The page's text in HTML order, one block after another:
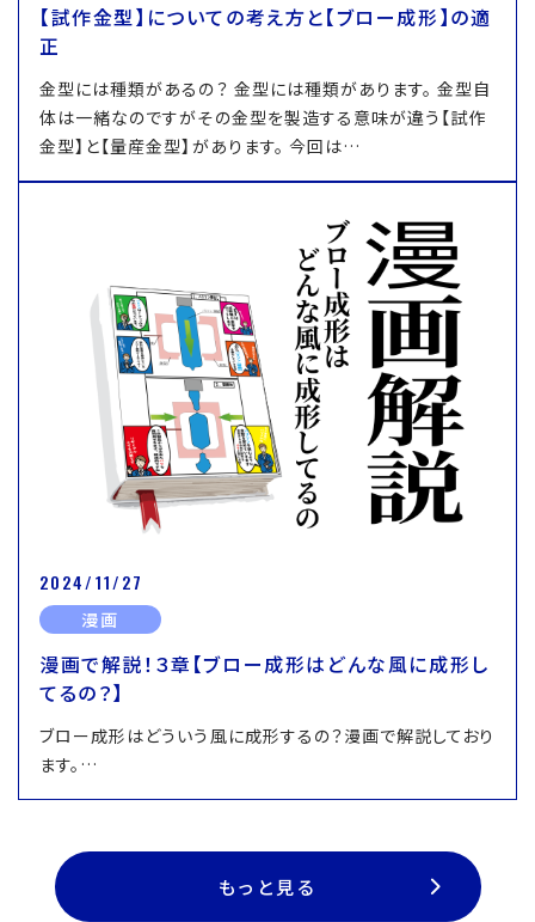
【試作金型】についての考え方と【ブロー成形】の適
正
金型には種類があるの？ 金型には種類があります。 金型自
体は一緒なのですがその金型を製造する意味が違う【試作
金型】と【量産金型】があります。 今回は…
2024/11/27
漫画
漫画で解説！３章【ブロー成形はどんな風に成形し
てるの？】
ブロー成形はどういう風に成形するの？漫画で解説しており
ます。…
もっと見る